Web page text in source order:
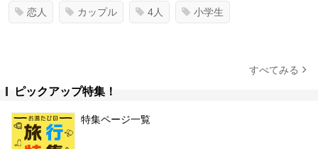
恋人 カップル 4人 小学生
すべてみる
ピックアップ特集！
特集ページ一覧